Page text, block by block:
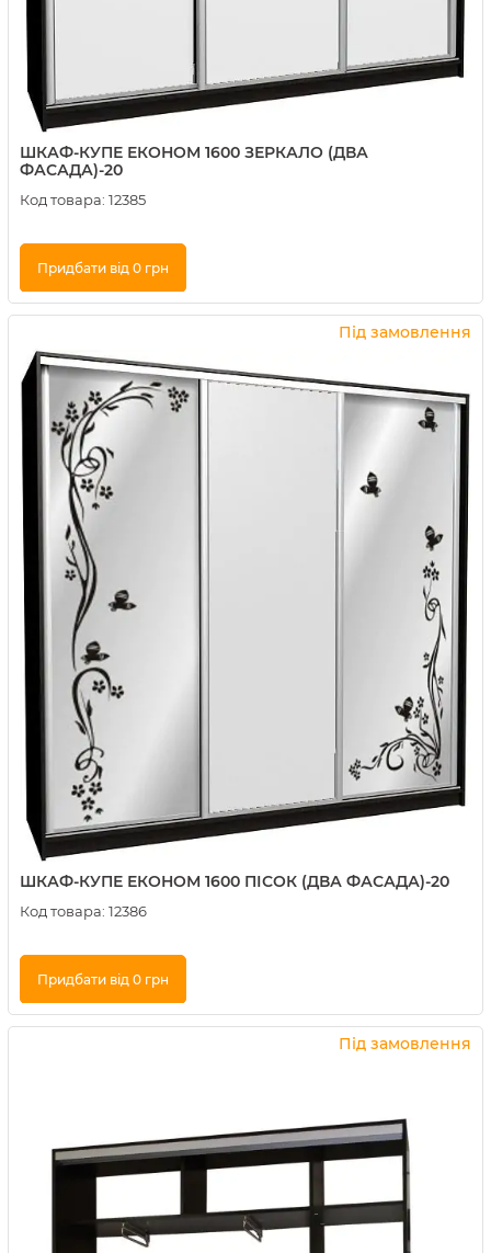
ШКАФ-КУПЕ ЕКОНОМ 1600 ЗЕРКАЛО (ДВА
ФАСАДА)-20
Код товара: 12385
Придбати від 0 грн
Купити в 1 клік
Під замовлення
ШКАФ-КУПЕ ЕКОНОМ 1600 ПІСОК (ДВА ФАСАДА)-20
Код товара: 12386
Придбати від 0 грн
Купити в 1 клік
Під замовлення